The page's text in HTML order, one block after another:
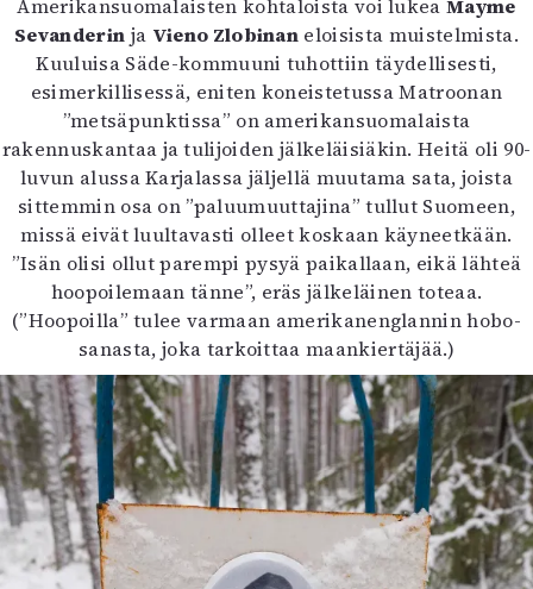
Amerikansuomalaisten kohtaloista voi lukeaMayme
Sevanderin ja Vieno Zlobinan eloisista muistelmista.
Kuuluisa Säde-kommuuni tuhottiin täydellisesti,
esimerkillisessä, eniten koneistetussa Matroonan
”metsäpunktissa” on amerikansuomalaista
rakennuskantaa ja tulijoiden jälkeläisiäkin. Heitä oli 90-
luvun alussa Karjalassa jäljellä muutama sata, joista
sittemmin osa on ”paluumuuttajina” tullut Suomeen,
missä eivät luultavasti olleet koskaan käyneetkään.
”Isän olisi ollut parempi pysyä paikallaan, eikä lähteä
hoopoilemaan tänne”, eräs jälkeläinen toteaa.
(”Hoopoilla” tulee varmaan amerikanenglannin hobo-
sanasta, joka tarkoittaa maankiertäjää.)